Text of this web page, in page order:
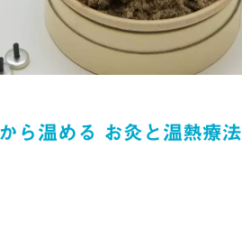
ら温める お灸と温熱療法